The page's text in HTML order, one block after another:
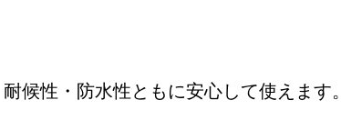
候性・防水性ともに安心して使えます。